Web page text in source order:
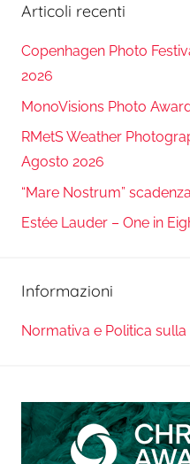
Articoli recenti
Copenhagen Photo
2026
MonoVisions Photo
RMetS Weather
Agosto 2026
“Mare Nostrum”
Estée Lauder – One in
Informazioni
Normativa e Politica